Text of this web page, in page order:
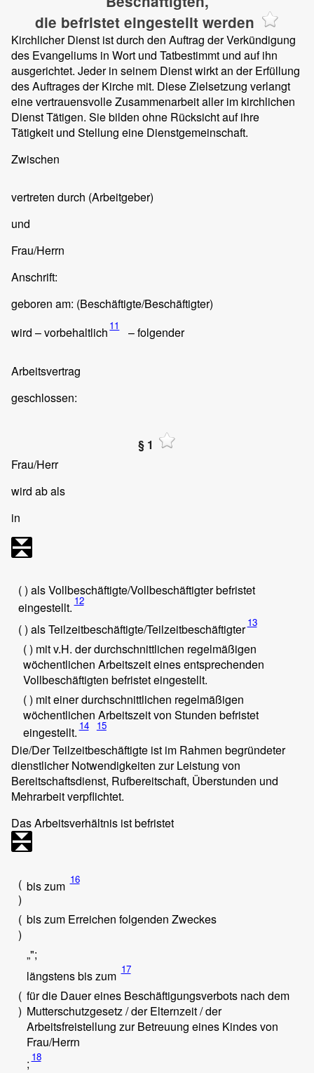
die befristet eingestellt werden
Kirchlicher Dienst ist durch den Auftrag der Verkündigung
des Evangeliums in Wort und Tatbestimmt und auf ihn
ausgerichtet. Jeder in seinem Dienst wirkt an der Erfüllung
des Auftrages der Kirche mit. Diese Zielsetzung verlangt
eine vertrauensvolle Zusammenarbeit aller im kirchlichen
Dienst Tätigen. Sie bilden ohne Rücksicht auf ihre
Tätigkeit und Stellung eine Dienstgemeinschaft.
Zwischen
vertreten durch (Arbeitgeber)
und
Frau/Herrn
Anschrift:
geboren am: (Beschäftigte/Beschäftigter)
wird – vorbehaltlich 11 – folgender
Arbeitsvertrag
geschlossen:
§ 1
Frau/Herr
wird abals
in
( ) als Vollbeschäftigte/Vollbeschäftigter befristet
eingestellt. 12
( ) als Teilzeitbeschäftigte/Teilzeitbeschäftigter 13
( ) mitv.H. der durchschnittlichen regelmäßigen
wöchentlichen Arbeitszeit eines entsprechenden
Vollbeschäftigten befristet eingestellt.
( ) mit einer durchschnittlichen regelmäßigen
wöchentlichen Arbeitszeit vonStunden befristet
eingestellt. 14 15
Die/Der Teilzeitbeschäftigte ist im Rahmen begründeter
dienstlicher Notwendigkeiten zur Leistung von
Bereitschaftsdienst, Rufbereitschaft, Überstunden und
Mehrarbeit verpflichtet.
Das Arbeitsverhältnis ist befristet
(
)
bis zum 16
(
)
bis zum Erreichen folgenden Zweckes
„";
längstens bis zum 17
(
)
für die Dauer eines Beschäftigungsverbots nach dem
Mutterschutzgesetz / der Elternzeit / der
Arbeitsfreistellung zur Betreuung eines Kindes von
Frau/Herrn
; 18